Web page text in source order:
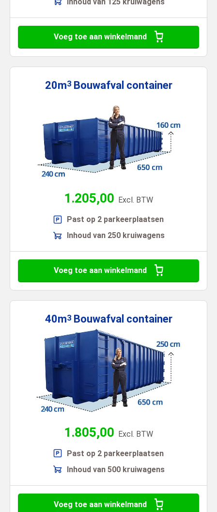
Voeg toe aan winkelmand
20m3 Bouwafval container
1.205,00 Excl. BTW
Past op 2 parkeerplaatsen
Inhoud van 250 kruiwagens
Voeg toe aan winkelmand
40m3 Bouwafval container
1.805,00 Excl. BTW
Past op 2 parkeerplaatsen
Inhoud van 500 kruiwagens
Voeg toe aan winkelmand